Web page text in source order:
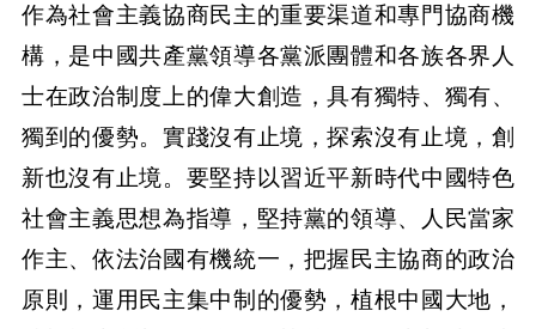
作為社會主義協商民主的重要渠道和專門協商機
構，是中國共產黨領導各黨派團體和各族各界人
士在政治制度上的偉大創造，具有獨特、獨有、
獨到的優勢。實踐沒有止境，探索沒有止境，創
新也沒有止境。要堅持以習近平新時代中國特色
社會主義思想為指導，堅持黨的領導、人民當家
作主、依法治國有機統一，把握民主協商的政治
原則，運用民主集中制的優勢，植根中國大地，